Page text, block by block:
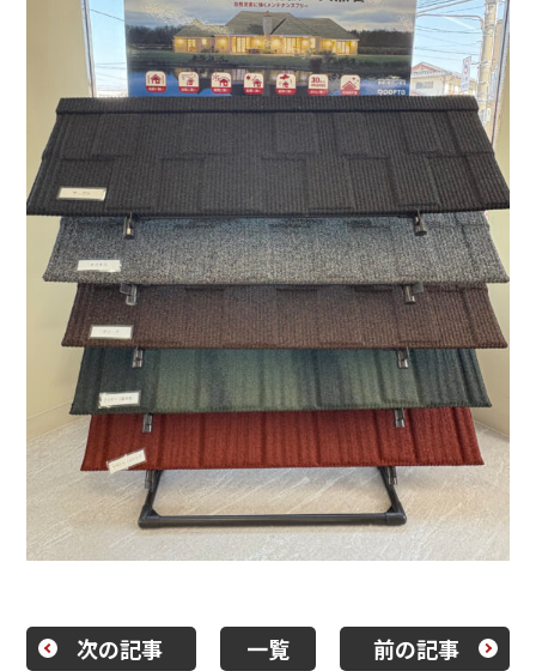
次の記事 一覧 前の記事